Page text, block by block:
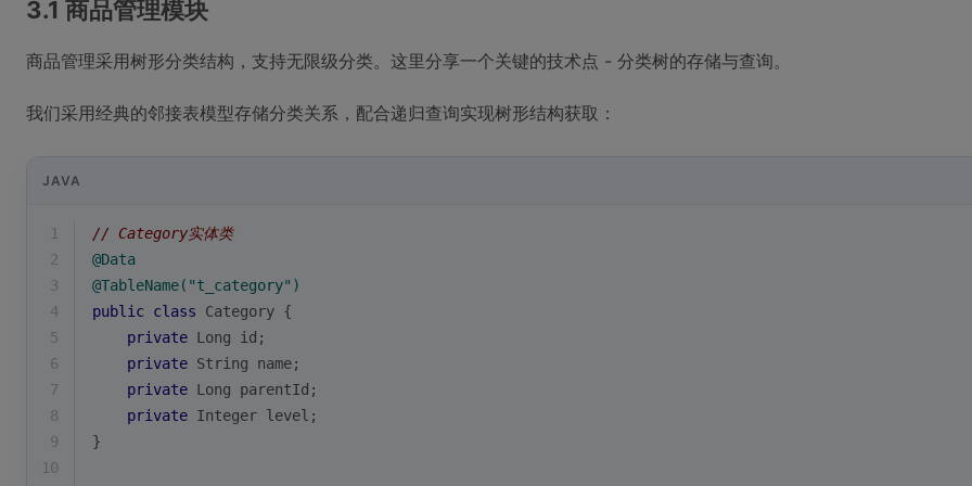
3.1 商品管理模块
商品管理采用树形分类结构，支持无限级分类。这里分享一个关键的技术点 - 分类树的存储与查询。
我们采用经典的邻接表模型存储分类关系，配合递归查询实现树形结构获取：
JAVA
1
// Category实体类
2
@Data
3
@TableName("t_category")
4
public class Category {
5
private Long id;
6
private String name;
7
private Long parentId;
8
private Integer level;
9
}
10